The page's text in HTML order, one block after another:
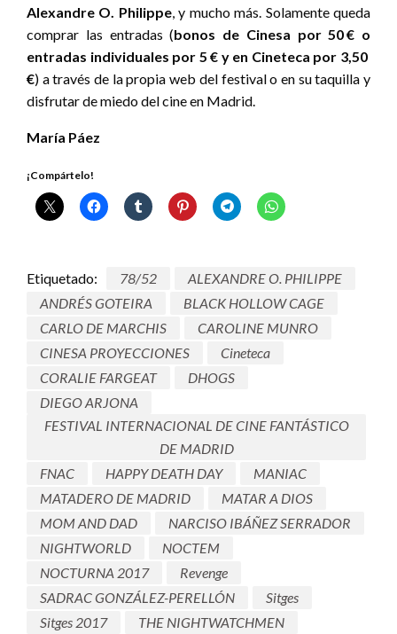
Alexandre O. Philippe, y mucho más. Solamente queda
comprar las entradas (bonos de Cinesa por 50 € o
entradas individuales por 5 € y en Cineteca por 3,50
€) a través de la propia web del festival o en su taquilla y
disfrutar de miedo del cine en Madrid.
María Páez
¡Compártelo!
Etiquetado: 78/52
ALEXANDRE O. PHILIPPE
ANDRÉS GOTEIRA
BLACK HOLLOW CAGE
CARLO DE MARCHIS
CAROLINE MUNRO
CINESA PROYECCIONES
Cineteca
CORALIE FARGEAT
DHOGS
DIEGO ARJONA
FESTIVAL INTERNACIONAL DE CINE FANTÁSTICO
DE MADRID
FNAC
HAPPY DEATH DAY
MANIAC
MATADERO DE MADRID
MATAR A DIOS
MOM AND DAD
NARCISO IBÁÑEZ SERRADOR
NIGHTWORLD
NOCTEM
NOCTURNA 2017
Revenge
SADRAC GONZÁLEZ-PERELLÓN
Sitges
Sitges 2017
THE NIGHTWATCHMEN